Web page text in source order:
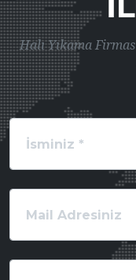
Halı Yıkama